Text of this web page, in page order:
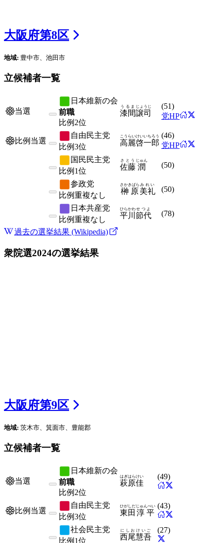
大阪府第8区
地域: 豊中市、池田市
立候補者一覧
当選
日本維新の会
前職
比例 2位
漆間
うるま
譲司
じょうじ (51)
党HP
比例当選
自由民主党
比例3位 高麗
こうらい
啓一郎
けいいちろう (46)
党HP
国民民主党
比例 1位 佐藤
さとう
潤
じゅん
(50)
参政党
比例重複なし 榊原
さかきばら
美礼
みれい
(50)
日本共産党
比例重複なし 平川
ひらかわ
節代
せつよ
(78)
過去の選挙結果 (Wikipedia)
衆院選2024の選挙結果
大阪府第9区
地域: 茨木市、箕面市、豊能郡
立候補者一覧
当選
日本維新の会
前職
比例 2位
萩原
はぎはら
佳
けい (49)
比例当選
自由民主党
比例3位 東田
ひがしだ
淳平
じゅんぺい (43)
社会民主党
比例 1位 西尾
にしお
慧吾
けいご (27)